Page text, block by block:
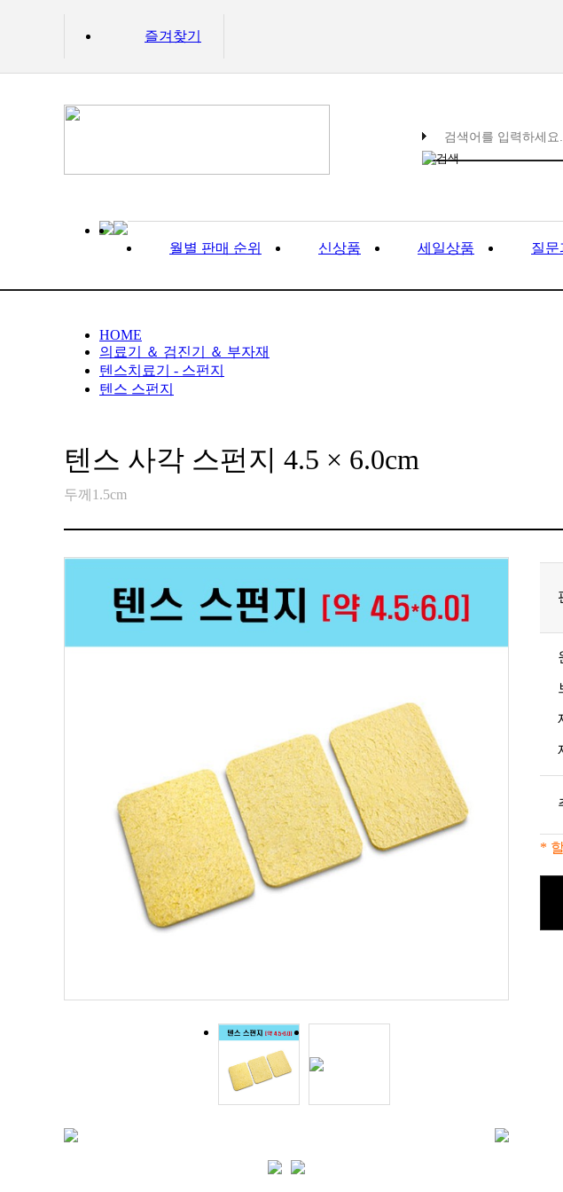
즐겨찾기
월별 판매 순위 신상품 세일상품 질문
HOME
의료기 ＆ 검진기 ＆ 부자재
텐스치료기 - 스펀지
텐스 스펀지
텐스 사각 스펀지 4.5 × 6.0cm
두께1.5cm
*